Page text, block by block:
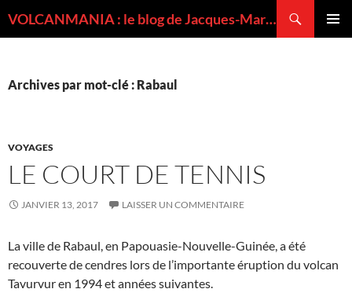
VOLCANMANIA : le blog de Jacques-Marie BARDINTZEFF, volcanologue
Archives par mot-clé : Rabaul
VOYAGES
LE COURT DE TENNIS
JANVIER 13, 2017 LAISSER UN COMMENTAIRE
La ville de Rabaul, en Papouasie-Nouvelle-Guinée, a été
recouverte de cendres lors de l’importante éruption du volcan
Tavurvur en 1994 et années suivantes.